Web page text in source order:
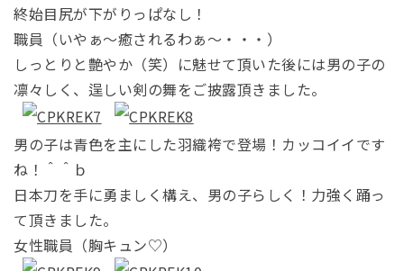
終始目尻が下がりっぱなし！
職員（いやぁ～癒されるわぁ～・・・）
しっとりと艶やか（笑）に魅せて頂いた後には男の子の
凛々しく、逞しい剣の舞をご披露頂きました。
男の子は青色を主にした羽織袴で登場！カッコイイです
ね！＾＾ｂ
日本刀を手に勇ましく構え、男の子らしく！力強く踊っ
て頂きました。
女性職員（胸キュン♡）